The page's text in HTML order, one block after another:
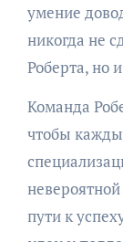
умение
никогда не
Роберта, но
Команда
чтобы
пути к